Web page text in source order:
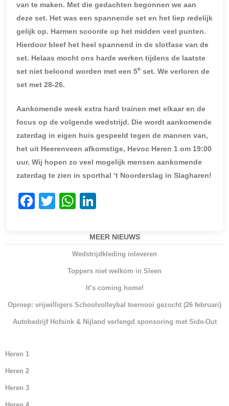
van te maken. Met die gedachten begonnen we aan
deze set. Het was een spannende set en het liep redelijk
gelijk op. Harmen scoorde op het midden veel punten.
Hierdoor bleef het heel spannend in de slotfase van de
set. Helaas mocht ons harde werken tijdens de laatste
set niet beloond worden met een 5e set. We verloren de
set met 28-26.
Aankomende week extra hard trainen met elkaar en de
focus op de volgende wedstrijd. Die wordt aankomende
zaterdag in eigen huis gespeeld tegen de mannen van,
het uit Heerenveen afkomstige, Hevoc Heren 1 om 19:00
uur. Wij hopen zo veel mogelijk mensen aankomende
zaterdag te zien in sporthal ‘t Noorderslag in Slagharen!
F
o
k
T
W
at
s
A
p
k
e
dI
n
MEER NIEUWS
Wedstrijdkleding inleveren
Toppers niet welkom in Sleen
It’s coming home!
Oproep: vrijwilligers Schoolvolleybal toernooi gezocht (26 februari)
Autobedrijf Hofsink & Nijland verlengd sponsoring met Side-Out
Heren 1
Heren 2
Heren 3